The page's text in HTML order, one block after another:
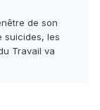
de son
suicides, les
Travail va